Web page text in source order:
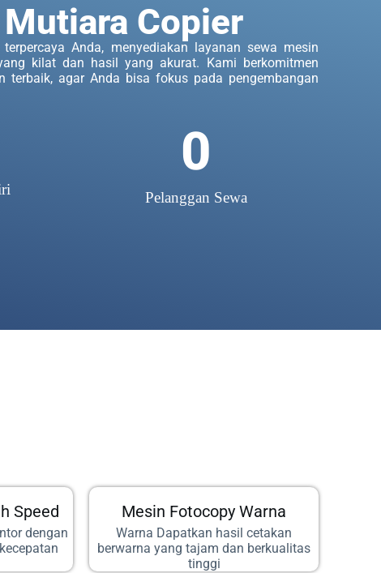
Copier
Anda, menyediakan layanan sewa mesin
kilat dan hasil yang akurat. Kami berkomitmen
terbaik, agar Anda bisa fokus pada pengembangan
Pelanggan Sewa
0
Speed
dengan
Mesin Fotocopy Warna
Warna Dapatkan hasil cetakan
berwarna yang tajam dan berkualitas
tinggi